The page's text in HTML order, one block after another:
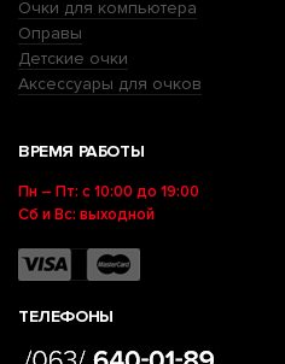
Очки для компьютера
Оправы
Детские очки
Аксессуары для очков
ВРЕМЯ РАБОТЫ
Пн – Пт: с 10:00 до 19:00
Сб и Вс: выходной
ТЕЛЕФОНЫ